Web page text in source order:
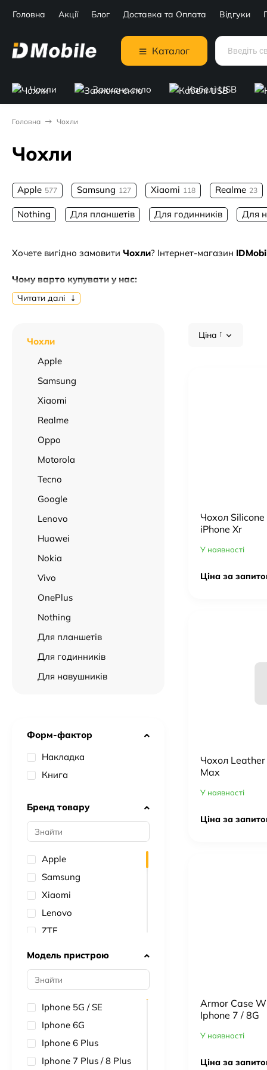
Головна Акції Блог Доставка та Оплата Відгуки
Каталог
Чохли Захисне скло Кабелі USB
Головна Чохли
Чохли
Apple 577 Samsung 127 Xiaomi 118 Realme 23
Nothing Для планшетів Для годинників Для
Хочете вигідно замовити Чохли? Інтернет-магазин
Чому варто купувати у нас:
🔥 Актуальні ціни від
🚚 Оперативна доставка по всій території України.
Обирайте найкраще оптом — замовляйте
Читати далі
Ціна
Чохол
iPhone Xr
У наявності
Ціна за
Чохол
Max
У наявності
Ціна за
Armor Case
Iphone 7 / 8G
У наявності
Ціна за
Чохли
Apple
Samsung
Xiaomi
Realme
Oppo
Motorola
Tecno
Google
Lenovo
Huawei
Nokia
Vivo
OnePlus
Nothing
Для планшетів
Для годинників
Для навушників
Форм-фактор
Накладка
Книга
Бренд товару
Apple
Samsung
Xiaomi
Lenovo
ZTE
Realme
Nokia
Tecno
Avantis
Motorola
Модель пристрою
Iphone 5G / SE
Iphone 6G
Iphone 6 Plus
Iphone 7 Plus / 8 Plus